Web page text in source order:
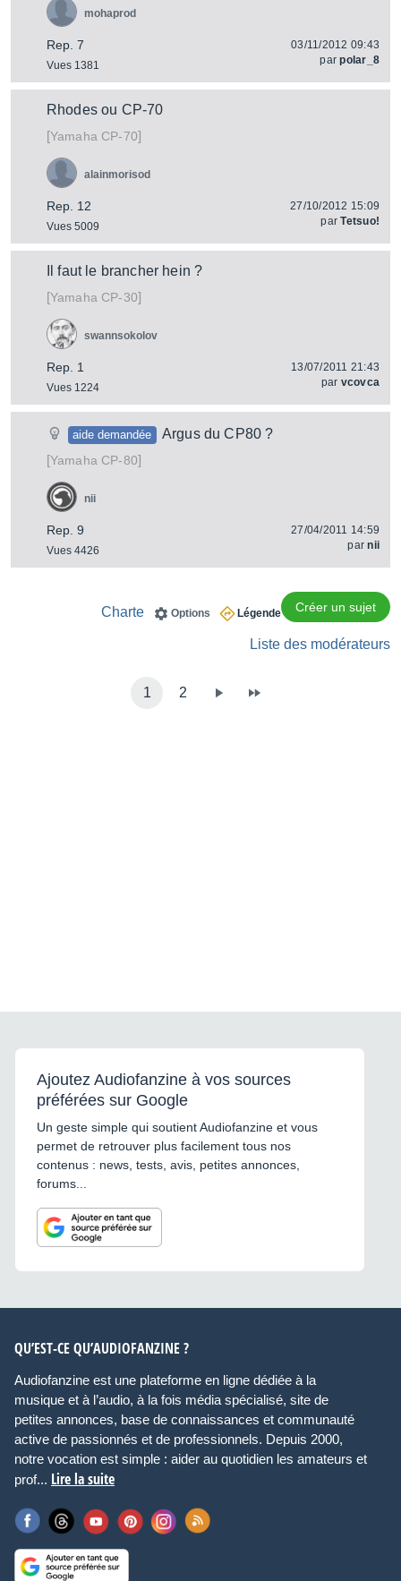
Rep. 7
Vues 1381
mohaprod
03/11/2012 09:43
parpolar_8
Rhodes ou CP-70
[Yamaha CP-70]
Rep. 12
Vues 5009
alainmorisod
27/10/2012 15:09
parTetsuo!
Il faut le brancher hein ?
[Yamaha CP-30]
Rep. 1
Vues 1224
swannsokolov
13/07/2011 21:43
par vcovca
aide demandée
Argus du CP80 ?
[Yamaha CP-80]
Rep. 9
Vues 4426
nii
27/04/2011 14:59
parnii
Créer un sujet
Légende
Options
Charte
Liste des modérateurs
1 2
Ajoutez Audiofanzine à vos sources
préférées sur Google
Un geste simple qui soutient Audiofanzine et vous
permet de retrouver plus facilement tous nos
contenus : news, tests, avis, petites annonces,
forums...
QU’EST-CE QU’AUDIOFANZINE ?
Audiofanzine est une plateforme en ligne dédiée à la
musique et à l’audio, à la fois média spécialisé, site de
petites annonces, base de connaissances et communauté
active de passionnés et de professionnels. Depuis 2000,
notre vocation est simple : aider au quotidien les amateurs et
prof... Lire la suite